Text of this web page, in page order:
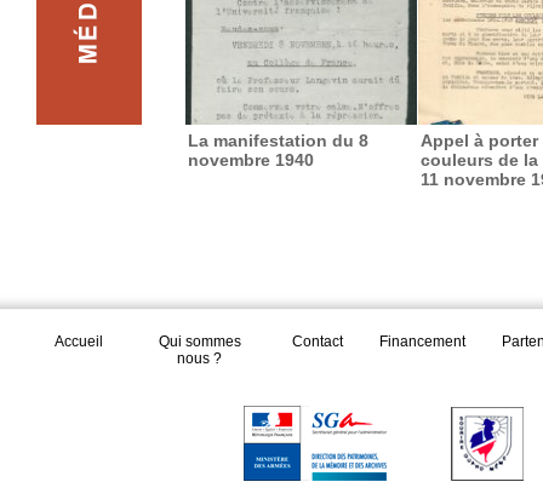
La manifestation du 8
novembre 1940
Appel à porter
couleurs de la
11 novembre
Accueil
Qui sommes
nous ?
Contact Financement